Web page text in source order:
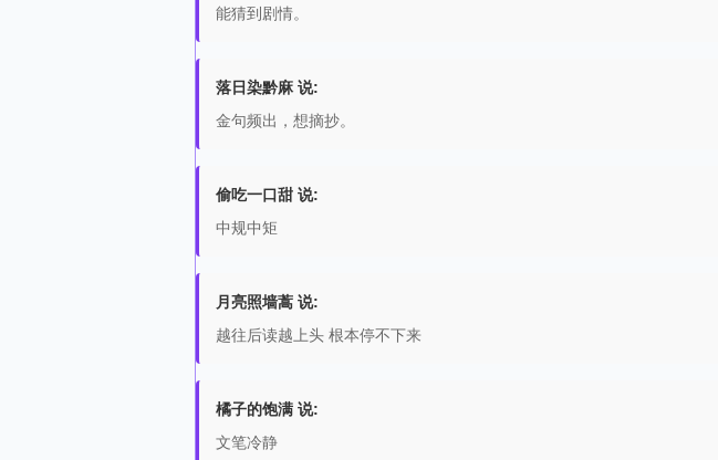
能猜到剧情。
落日染黔麻 说:
金句频出，想摘抄。
偷吃一口甜 说:
中规中矩
月亮照墙蒿 说:
越往后读越上头 根本停不下来
橘子的饱满 说:
文笔冷静